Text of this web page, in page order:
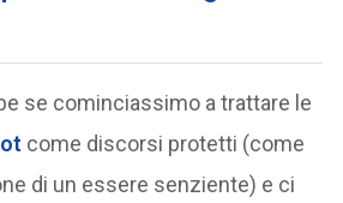
se cominciassimo a trattare le
come discorsi protetti (come
di un essere senziente) e ci